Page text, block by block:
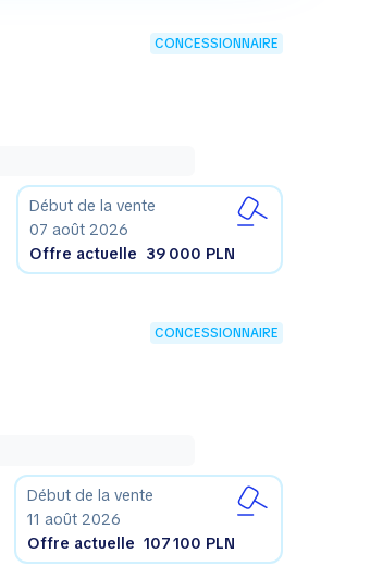
CONCESSIONNAIRE
Début de la vente
07 août 2026
Offre actuelle 39 000 PLN
CONCESSIONNAIRE
Début de la vente
11 août 2026
Offre actuelle 107 100 PLN